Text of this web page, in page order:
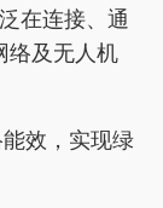
在连接、通
络及无人机
能效，实现绿